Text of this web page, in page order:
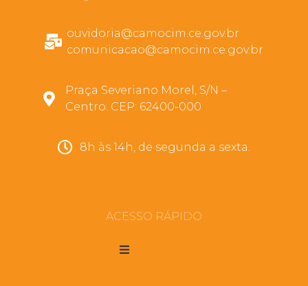
ouvidoria@camocim.ce.gov.br
comunicacao@camocim.ce.gov.br
Praça Severiano Morel, S/N –
Centro. CEP: 62400-000
8h às 14h, de segunda a sexta.
ACESSO RÁPIDO